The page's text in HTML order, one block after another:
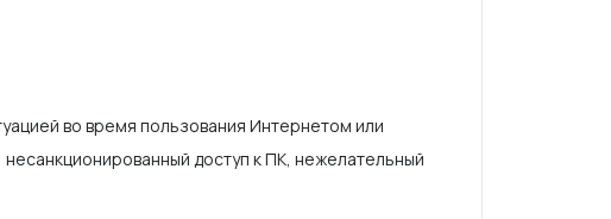
во время пользования Интернетом или
доступ к ПК, нежелательный